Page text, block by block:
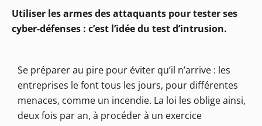
Utiliser les armes des attaquants pour tester ses
cyber-défenses : c’est l’idée du test d’intrusion.
Se préparer au pire pour éviter qu’il n’arrive : les
entreprises le font tous les jours, pour différentes
menaces, comme un incendie. La loi les oblige ainsi,
deux fois par an, à procéder à un exercice